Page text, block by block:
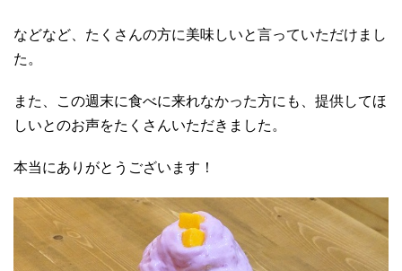
などなど、たくさんの方に美味しいと言っていただけまし
た。
また、この週末に食べに来れなかった方にも、提供してほ
しいとのお声をたくさんいただきました。
本当にありがとうございます！